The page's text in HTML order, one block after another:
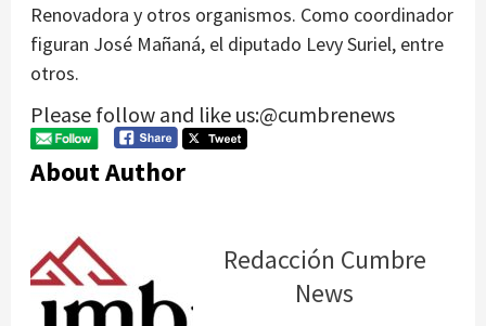
Renovadora y otros organismos. Como coordinador
figuran José Mañaná, el diputado Levy Suriel, entre
otros.
Please follow and like us:@cumbrenews
About Author
Redacción Cumbre
News